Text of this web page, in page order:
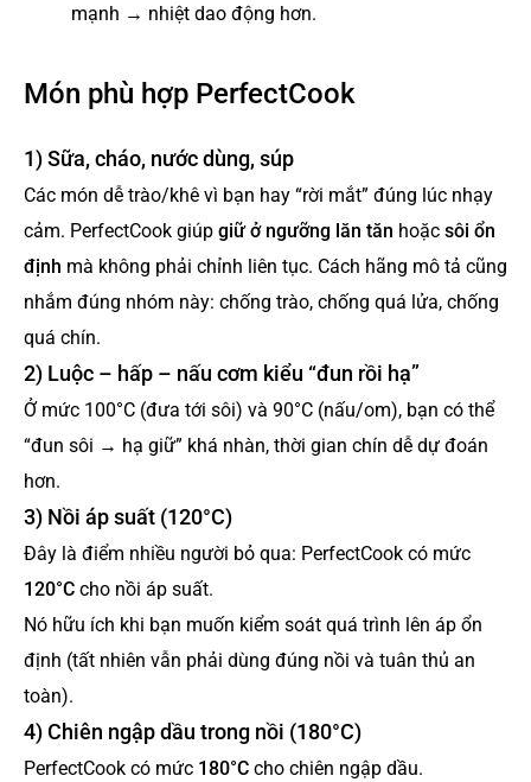
mạnh → nhiệt dao động hơn.
Món phù hợp PerfectCook
1) Sữa, cháo, nước dùng, súp
Các món dễ trào/khê vì bạn hay “rời mắt” đúng lúc nhạy
cảm. PerfectCook giúp giữ ở ngưỡng lăn tăn hoặc sôi ổn
định mà không phải chỉnh liên tục. Cách hãng mô tả cũng
nhắm đúng nhóm này: chống trào, chống quá lửa, chống
quá chín.
2) Luộc – hấp – nấu cơm kiểu “đun rồi hạ”
Ở mức 100°C (đưa tới sôi) và 90°C (nấu/om), bạn có thể
“đun sôi → hạ giữ” khá nhàn, thời gian chín dễ dự đoán
hơn.
3) Nồi áp suất (120°C)
Đây là điểm nhiều người bỏ qua: PerfectCook có mức
120°C cho nồi áp suất.
Nó hữu ích khi bạn muốn kiểm soát quá trình lên áp ổn
định (tất nhiên vẫn phải dùng đúng nồi và tuân thủ an
toàn).
4) Chiên ngập dầu trong nồi (180°C)
PerfectCook có mức 180°C cho chiên ngập dầu.